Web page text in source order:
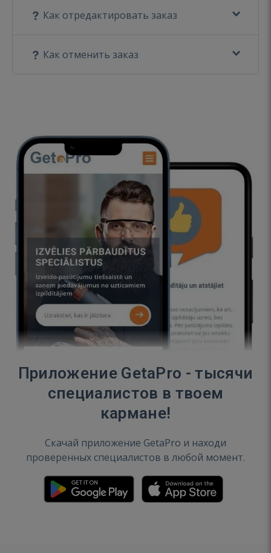
Как отредактировать заказ
Как отменить заказ
Приложение GetaPro - тысячи
специалистов в твоем
кармане!
Скачай приложение GetaPro и находи
проверенных специалистов в любой момент.